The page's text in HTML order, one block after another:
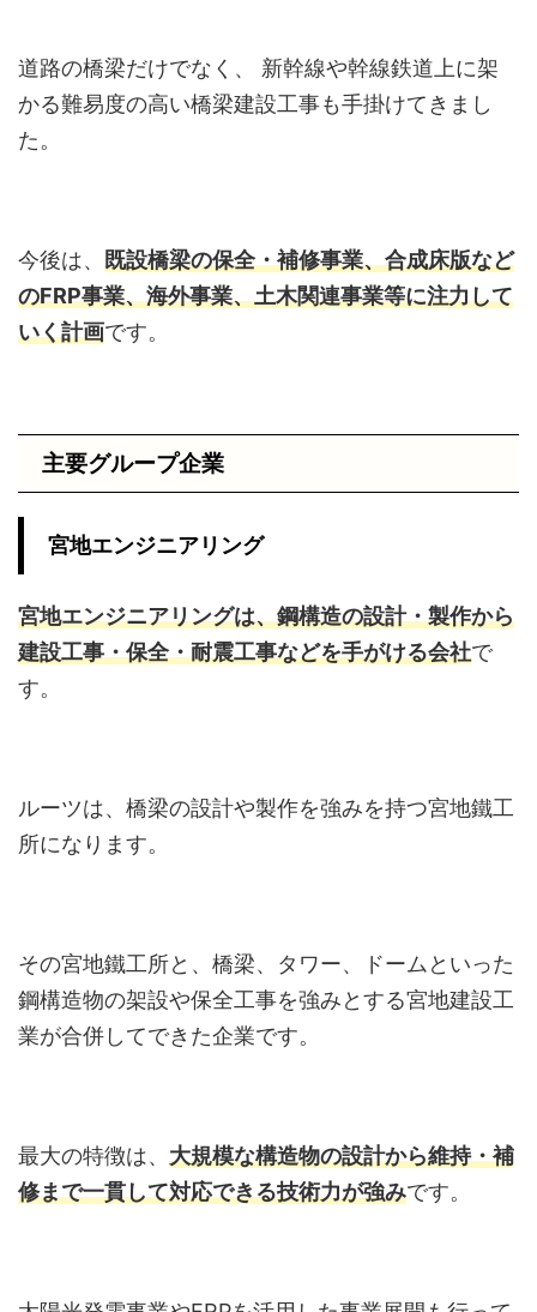
道路の橋梁だけでなく、 新幹線や幹線鉄道上に架
かる難易度の高い橋梁建設工事も手掛けてきまし
た。
今後は、 既設橋梁の保全・補修事業、合成床版など
のFRP事業、海外事業、土木関連事業等に注力して
いく計画です。
主要グループ企業
宮地エンジニアリング
宮地エンジニアリングは、鋼構造の設計・製作から
建設工事・保全・耐震工事などを手がける会社で
す。
ルーツは、橋梁の設計や製作を強みを持つ宮地鐵工
所になります。
その宮地鐵工所と、橋梁、タワー、ドームといった
鋼構造物の架設や保全工事を強みとする宮地建設工
業が合併してできた企業です。
最大の特徴は、 大規模な構造物の設計から維持・補
修まで一貫して対応できる技術力が強みです。